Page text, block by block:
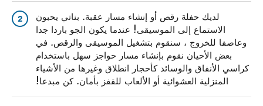
2
لديك حفلة رقص أو إنشاء مسار عقبة. بناتي يحبون
الاستماع إلى الموسيقى! عندما يكون الجو باردا جدا
وعاصفا للخروج ، سنقوم بتشغيل الموسيقى والرقص. في
بعض الأحيان نقوم بإنشاء مسار حواجز سهل باستخدام
كراسي الأنفاق والوسائد كأحجار انطلاق وغيرها من الأشياء
المنزلية العشوائية أو الألعاب للقفز بأمان. كن مبدعا!